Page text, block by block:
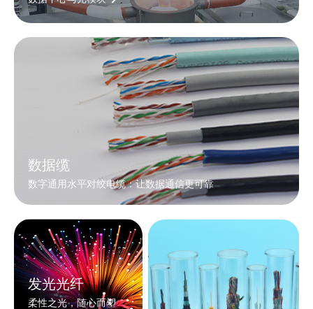
数据缆
数字通用水平对绞电缆：让数据通信更可靠
发光光纤
柔性之光，随心而塑